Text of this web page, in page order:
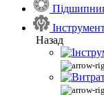
Назад